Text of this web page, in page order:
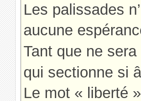
Les palissades
aucune
Tant que ne
qui sectionne si
Le mot « liberté